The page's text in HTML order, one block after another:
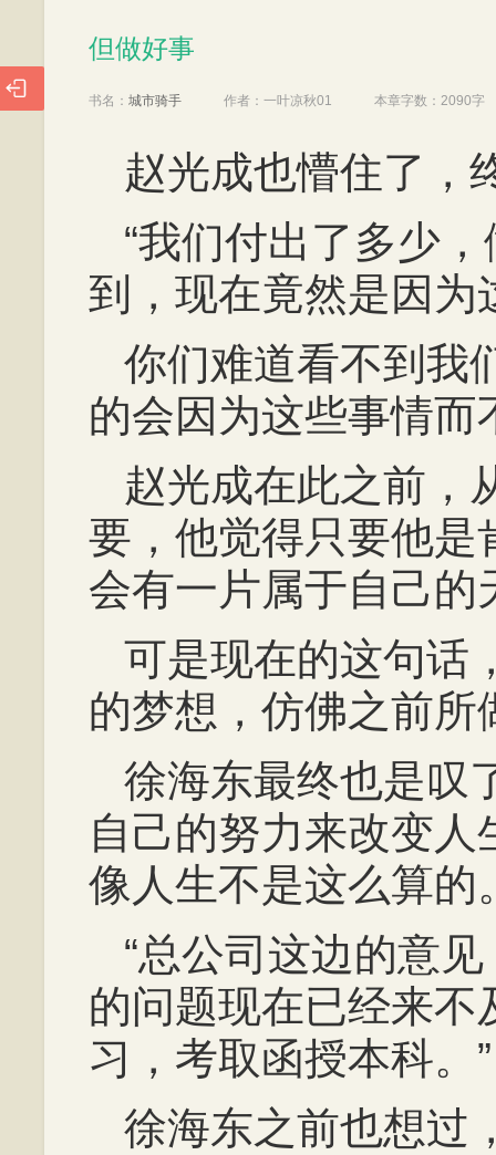
但做好事
书名： 城市骑手 作者： 一叶凉秋01 本章字数： 2090字
赵光成也懵住了，
“我们付出了多少
到，现在竟然是因为
你们难道看不到我
的会因为这些事情而
赵光成在此之前，
要，他觉得只要他是
会有一片属于自己的
可是现在的这句话
的梦想，仿佛之前
徐海东最终也是叹
自己的努力来改变
像人生不是这么算的
“总公司这边的意
的问题现在已经来
习，考取函授本科。”
徐海东之前也想过
